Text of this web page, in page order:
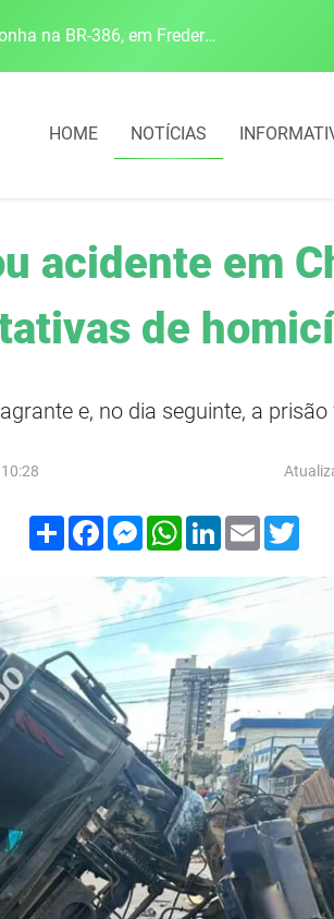
Polícia Rodoviária Federal apreende mais de 120 quilos de maconha na BR-386, em Frederico Westphalen
HOME NOTÍCIAS
acidente em
de
e, no dia seguinte, a
Compartilhar
FacebookMessenger
WhatsApp
LinkedIn
Email